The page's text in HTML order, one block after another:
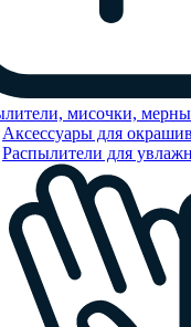
мисочки,
Аксессуары для
Распылители для